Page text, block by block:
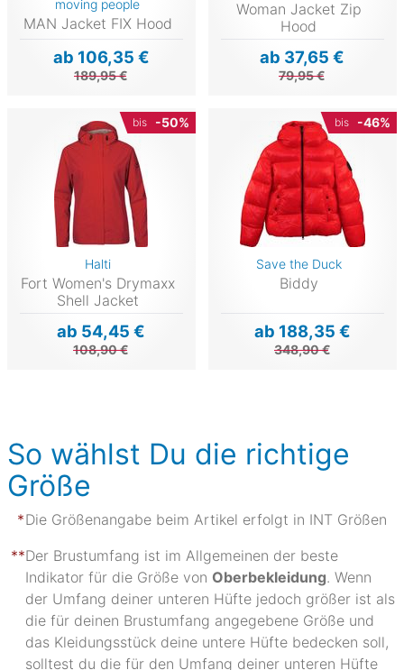
moving people
MAN Jacket FIX Hood
ab 106,35 €
189,95 €
Woman Jacket Zip
Hood
ab 37,65 €
79,95 €
bis -50%
Halti
Fort Women's Drymaxx
Shell Jacket
ab 54,45 €
108,90 €
bis -46%
Save the Duck
Biddy
ab 188,35 €
348,90 €
So wählst Du die richtige
Größe
Die Größenangabe beim Artikel erfolgt in INT Größen
Der Brustumfang ist im Allgemeinen der beste
Indikator für die Größe von Oberbekleidung. Wenn
der Umfang deiner unteren Hüfte jedoch größer ist als
die für deinen Brustumfang angegebene Größe und
das Kleidungsstück deine untere Hüfte bedecken soll,
solltest du die für den Umfang deiner unteren Hüfte